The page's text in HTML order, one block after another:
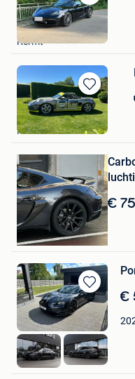
Bewaren
in
Mijn
Favorieten
Jo Vandersmissen
Kermt
Bewaren
in
Mijn
Favorieten
Roel
Ranst
Bewaren
Mijn
Favorieten
€
Kdw
Gentbrugge
Bewaren
in
Mijn
Favorieten
€
sven
Wellen